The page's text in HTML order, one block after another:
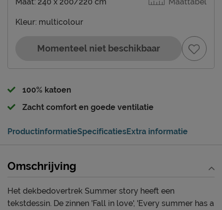
Kleur: multicolour
Momenteel niet beschikbaar
100% katoen
Zacht comfort en goede ventilatie
ProductinformatieSpecificatiesExtra informatie
Omschrijving
Het dekbedovertrek Summer story heeft een
tekstdessin. De zinnen 'Fall in love', 'Every summer has a